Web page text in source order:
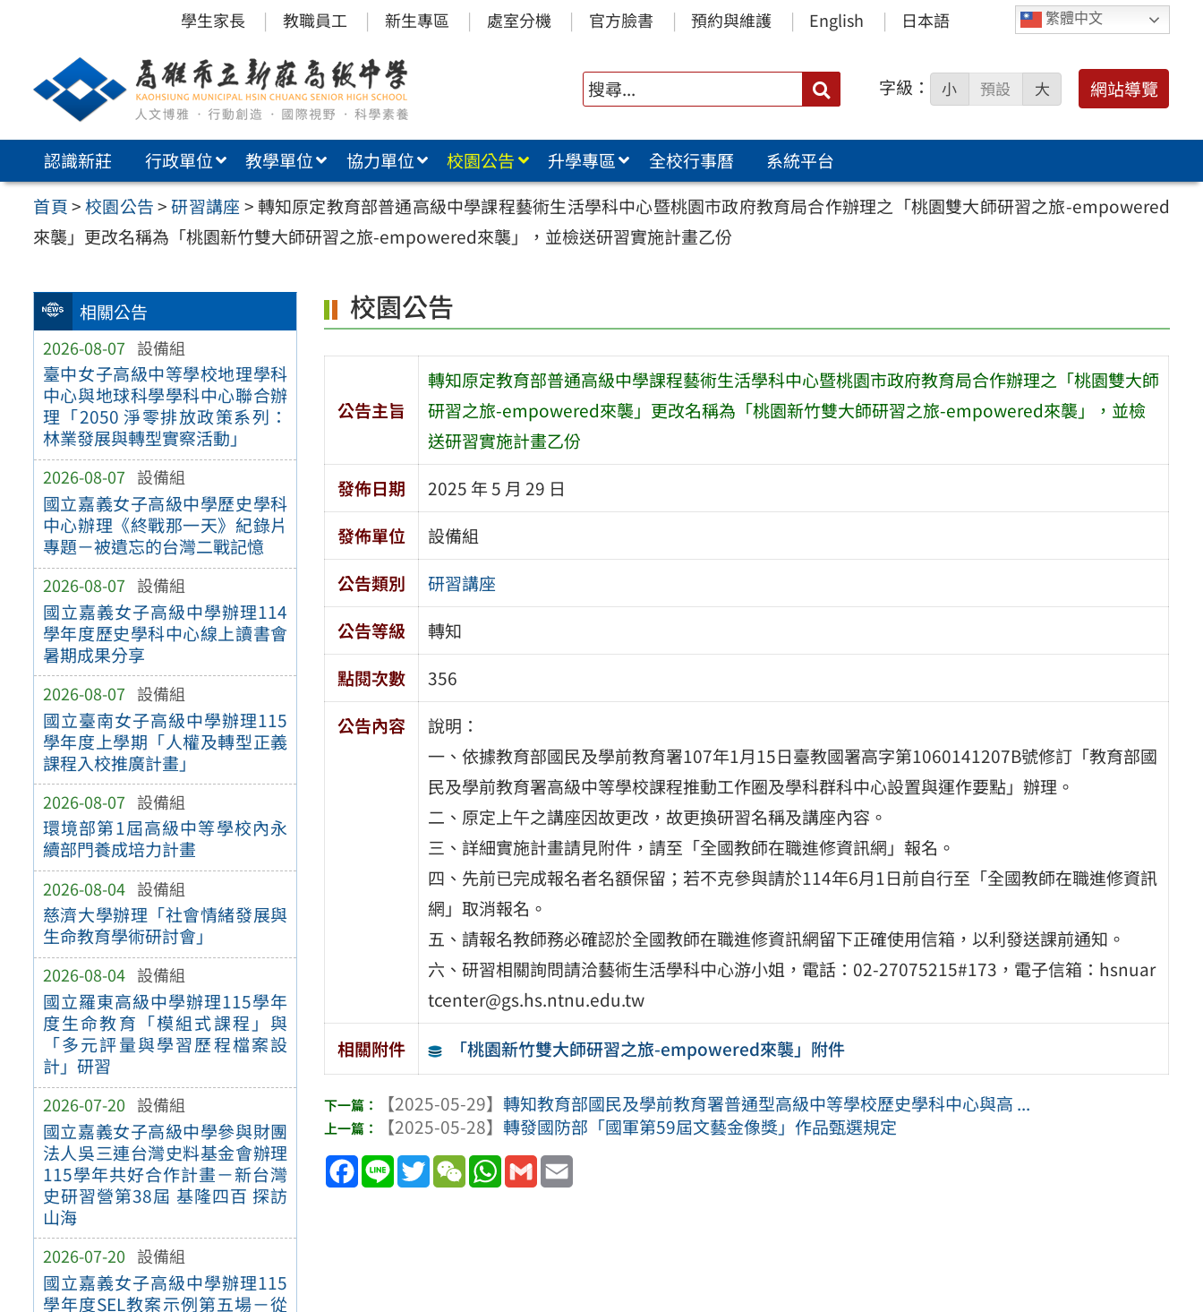
內
繁體中文
學生家長 教職員工 新生專區 處室分機 官方臉書 預約與維護 English 日本語
搜
尋：
字級： 小 預設 大 網站導覽
認識新莊 行政單位 教學單位 協力單位 校園公告 升學專區 全校行事曆
系統平台
首頁>校園公告>研習講座 >轉知原定教育部普通高級中學課程藝術生活學科中心暨桃園市政府教育局合作辦理之「桃園雙大師研習之旅-empowered
來襲」更改名稱為「桃園新竹雙大師研習之旅-empowered來襲」，並檢送研習實施計畫乙份
相關公告
2026-08-07 設備組
臺中女子高級中等學校地理學科
中心與地球科學學科中心聯合辦
理「2050 淨零排放政策系列：
林業發展與轉型實察活動」
2026-08-07 設備組
國立嘉義女子高級中學歷史學科
中心辦理《終戰那一天》紀錄片
專題－被遺忘的台灣二戰記憶
2026-08-07 設備組
國立嘉義女子高級中學辦理114
學年度歷史學科中心線上讀書會
暑期成果分享
2026-08-07 設備組
國立臺南女子高級中學辦理115
學年度上學期「人權及轉型正義
課程入校推廣計畫」
2026-08-07 設備組
環境部第1屆高級中等學校內永
續部門養成培力計畫
2026-08-04 設備組
慈濟大學辦理「社會情緒發展與
生命教育學術研討會」
2026-08-04 設備組
國立羅東高級中學辦理115學年
度生命教育「模組式課程」與
「多元評量與學習歷程檔案設
計」研習
2026-07-20 設備組
國立嘉義女子高級中學參與財團
法人吳三連台灣史料基金會辦理
115學年共好合作計畫－新台灣
史研習營第38屆 基隆四百 探訪
山海
2026-07-20 設備組
國立嘉義女子高級中學辦理115
學年度SEL教案示例第五場－從
校園公告
公告主旨
轉知原定教育部普通高級中學課程藝術生活學科中心暨桃園市政府教育局合作辦理之「桃園雙大師
研習之旅-empowered來襲」更改名稱為「桃園新竹雙大師研習之旅-empowered來襲」，並檢
送研習實施計畫乙份
發佈日期
2025 年 5 月 29 日
發佈單位
設備組
公告類別
研習講座
公告等級
轉知
點閱次數
356
公告內容
說明：
一、依據教育部國民及學前教育署107年1月15日臺教國署高字第1060141207B號修訂「教育部國
民及學前教育署高級中等學校課程推動工作圈及學科群科中心設置與運作要點」辦理。
二、原定上午之講座因故更改，故更換研習名稱及講座內容。
三、詳細實施計畫請見附件，請至「全國教師在職進修資訊網」報名。
四、先前已完成報名者名額保留；若不克參與請於114年6月1日前自行至「全國教師在職進修資訊
網」取消報名。
五、請報名教師務必確認於全國教師在職進修資訊網留下正確使用信箱，以利發送課前通知。
六、研習相關詢問請洽藝術生活學科中心游小姐，電話：02-27075215#173，電子信箱：hsnuar
tcenter@gs.hs.ntnu.edu.tw
相關附件
「桃園新竹雙大師研習之旅-empowered來襲」附件
【2025-05-29】轉知教育部國民及學前教育署普通型高級中等學校歷史學科中心與高 ...
【2025-05-28】轉發國防部「國軍第59屆文藝金像獎」作品甄選規定
Facebook
Line TwitterWeChatWhatsApp
Gmail